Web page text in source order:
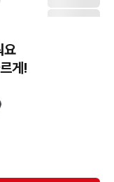
자상거래 등에서의
품, 상품정보, 거래에 관한 책임은
하여 책임을 지지 않습니다.
게 귀속합니다.
요
게!